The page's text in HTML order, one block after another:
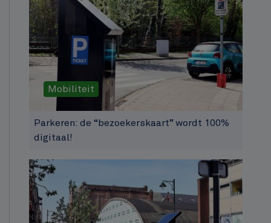
Mobiliteit
Parkeren: de “bezoekerskaart” wordt 100%
digitaal!